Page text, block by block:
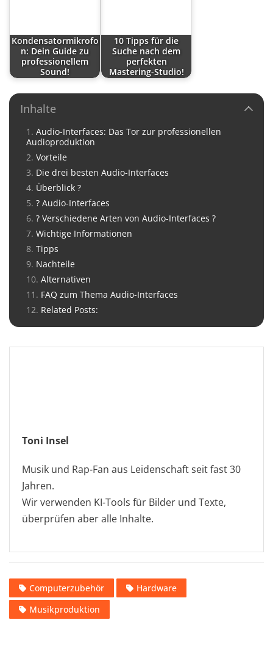
Kondensatormikrofo
n: Dein Guide zu
professionellem
Sound!
10 Tipps für die
Suche nach dem
perfekten
Mastering-Studio!
Inhalte
Audio-Interfaces: Das Tor zur professionellen
Audioproduktion
Vorteile
Die drei besten Audio-Interfaces
Überblick ?
? Audio-Interfaces
? Verschiedene Arten von Audio-Interfaces ?
Wichtige Informationen
Tipps
Nachteile
Alternativen
FAQ zum Thema Audio-Interfaces
Related Posts:
Toni Insel
Musik und Rap-Fan aus Leidenschaft seit fast 30
Jahren.
Wir verwenden KI-Tools für Bilder und Texte,
überprüfen aber alle Inhalte.
Computerzubehör
Hardware
Musikproduktion